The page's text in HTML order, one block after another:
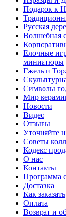
Подарок к
Русская
Волшебная
Елочные
миниатюры
Гжель и
Символы
Мир
Новости
Видео
Отзывы
Уточняйте
Советы
Кодекс
О нас
Контакты
Программа
Доставка
Как заказать
Оплата
Возврат и